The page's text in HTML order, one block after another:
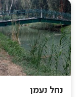
נחל נעמן